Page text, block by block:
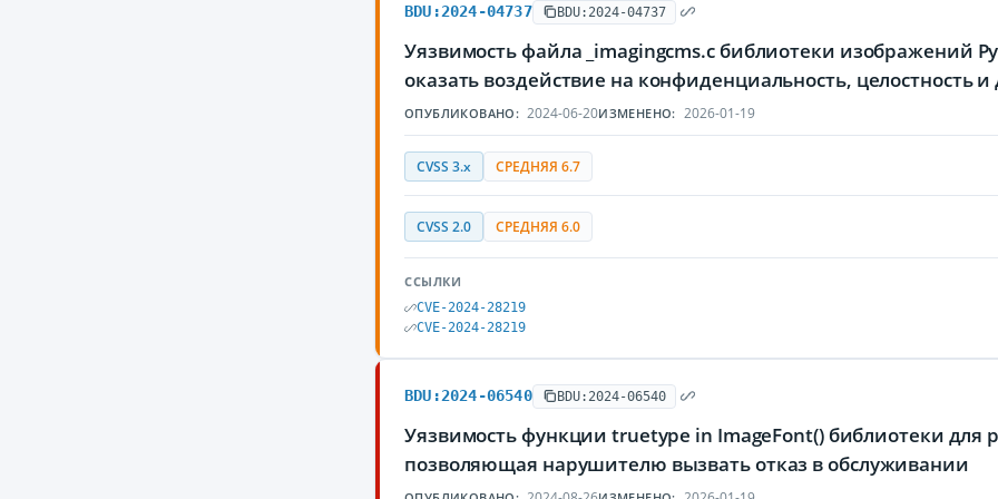
BDU:2024-04737 BDU:2024-04737
Уязвимость файла _imagingcms.c библиотеки изображений
оказать воздействие на конфиденциальность,
ОПУБЛИКОВАНО: 2024-06-20ИЗМЕНЕНО: 2026-01-19
CVSS 3.x СРЕДНЯЯ 6.7
CVSS 2.0 СРЕДНЯЯ 6.0
ССЫЛКИ
CVE-2024-28219
CVE-2024-28219
BDU:2024-06540 BDU:2024-06540
Уязвимость функции truetype in ImageFont() библиотеки для
позволяющая нарушителю вызвать отказ в обслуживании